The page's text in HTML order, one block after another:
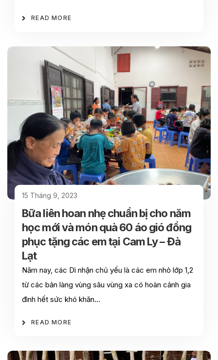
READ MORE
15 Tháng 9, 2023
Bữa liên hoan nhẹ chuẩn bị cho năm
học mới và món quà 60 áo gió đồng
phục tặng các em tại Cam Ly – Đà
Lạt
Năm nay, các Dì nhận chủ yếu là các em nhỏ lớp 1,2
từ các bản làng vùng sâu vùng xa có hoàn cảnh gia
đình hết sức khó khăn…
READ MORE